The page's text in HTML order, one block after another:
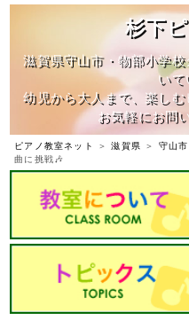
杉下
滋賀県守山市・物部小学
いて
幼児から大人まで、楽し
お気軽にお問
ピアノ教室ネット ＞滋賀県 ＞ 守山市
曲に挑戦🎶